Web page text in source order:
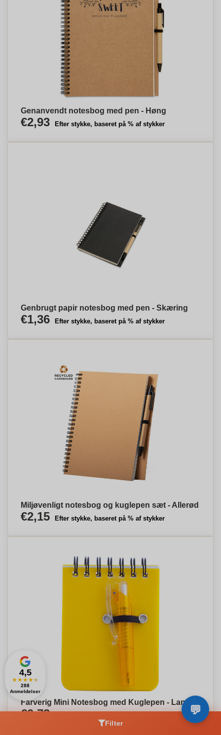
Genanvendt notesbog med pen - Høng
€2,93 Efter stykke, baseret på % af stykker
Genbrugt papir notesbog med pen - Skæring
€1,36 Efter stykke, baseret på % af stykker
Miljøvenligt notesbog og kuglepen sæt - Allerød
€2,15 Efter stykke, baseret på % af stykker
Farverig Mini Notesbog med Kuglepen - Langå
€0,73
Filter
4,5
★★★★★
288
Anmeldelser